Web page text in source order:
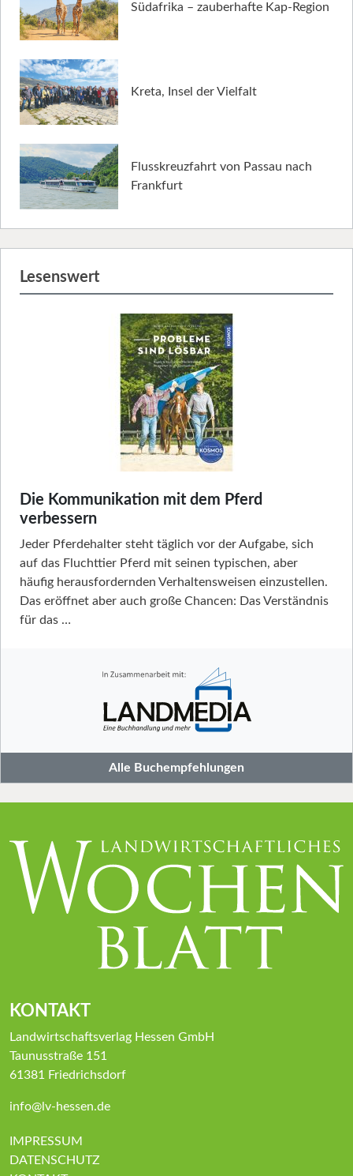
Südafrika – zauberhafte Kap-Region
Kreta, Insel der Vielfalt
Flusskreuzfahrt von Passau nach
Frankfurt
Lesenswert
Die Kommunikation mit dem Pferd
verbessern
Jeder Pferdehalter steht täglich vor der Aufgabe, sich
auf das Fluchttier Pferd mit seinen typischen, aber
häufig herausfordernden Verhaltensweisen einzustellen.
Das eröffnet aber auch große Chancen: Das Verständnis
für das …
Alle Buchempfehlungen
KONTAKT
Landwirtschaftsverlag Hessen GmbH
Taunusstraße 151
61381 Friedrichsdorf
info@lv-hessen.de
IMPRESSUM
DATENSCHUTZ